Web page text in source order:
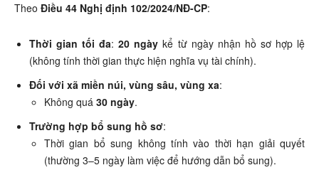
Theo Điều 44 Nghị định 102/2024/NĐ-CP:
Thời gian tối đa:20 ngày kể từ ngày nhận hồ sơ hợp lệ
(không tính thời gian thực hiện nghĩa vụ tài chính).
Đối với xã miền núi, vùng sâu, vùng xa:
Không quá 30 ngày.
Trường hợp bổ sung hồ sơ:
Thời gian bổ sung không tính vào thời hạn giải quyết
(thường 3–5 ngày làm việc để hướng dẫn bổ sung).